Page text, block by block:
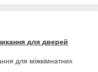
для дверей
для міжкімнатних